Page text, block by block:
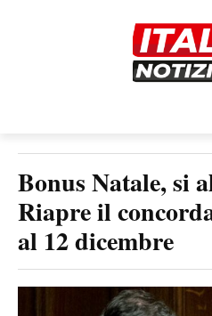
Bonus Natale, si
Riapre il
al 12 dicembre